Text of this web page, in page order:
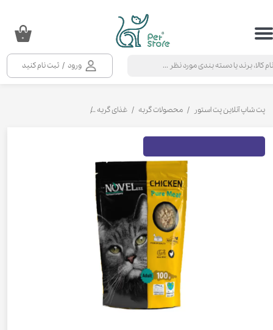
ورود / ثبت نام کنید
حساب کاربری من
خروج از حساب کاربری
۰
پت شاپ آنلاین پت استور محصولات گربه غذای گربه